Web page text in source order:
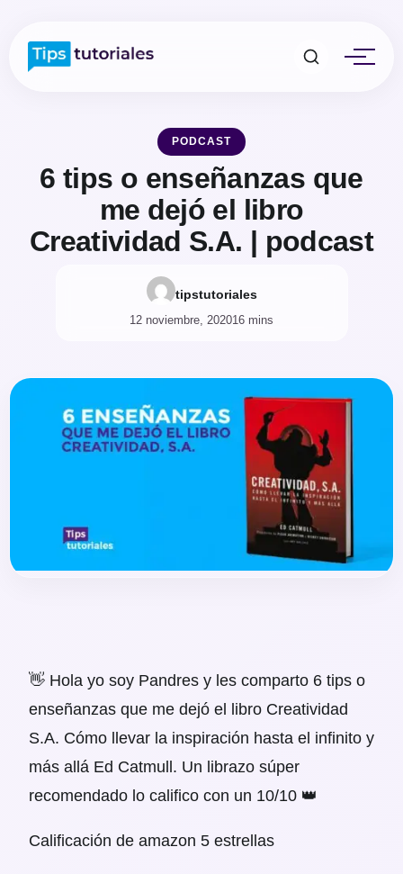
PODCAST
6 tips o enseñanzas que
me dejó el libro
Creatividad S.A. | podcast
tipstutoriales
12 noviembre, 202016 mins
👋 Hola yo soy Pandres y les comparto 6 tips o
enseñanzas que me dejó el libro Creatividad
S.A. Cómo llevar la inspiración hasta el infinito y
más allá Ed Catmull. Un librazo súper
recomendado lo califico con un 10/10 👑
Calificación de amazon 5 estrellas